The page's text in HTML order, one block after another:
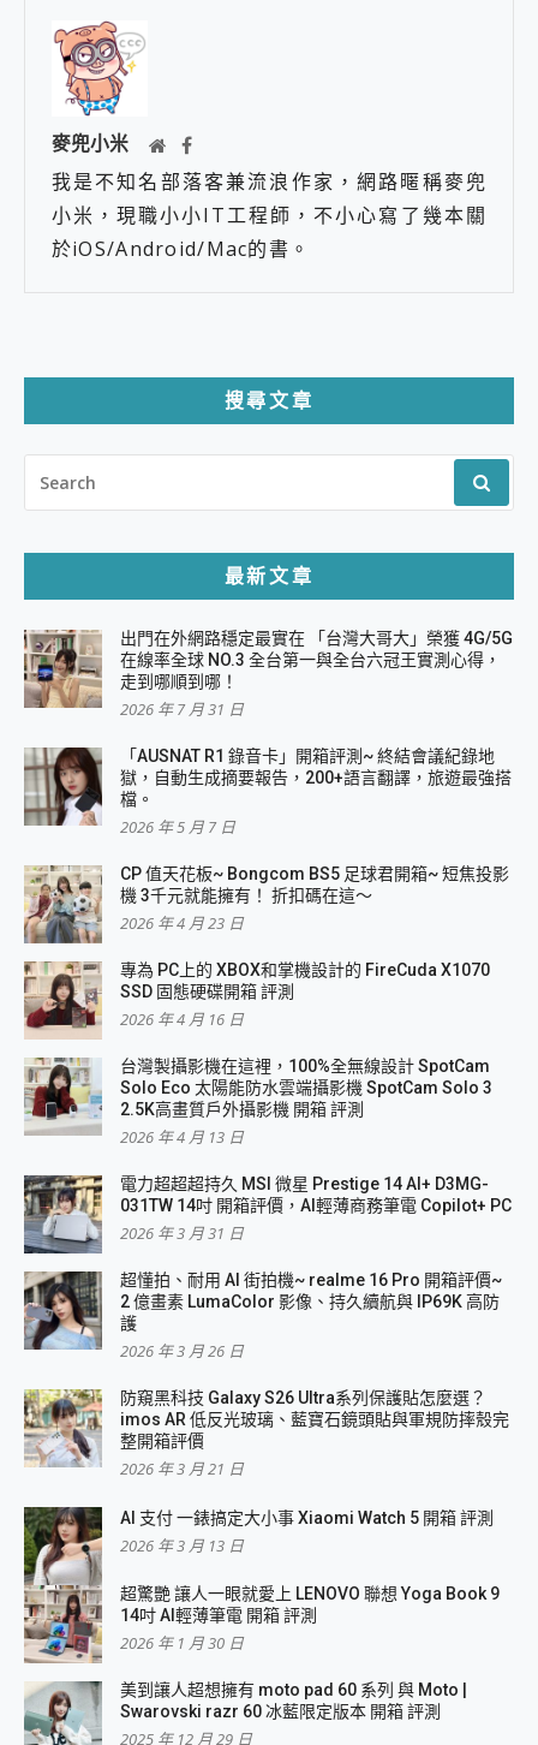
麥兜小米
我是不知名部落客兼流浪作家，網路暱稱麥兜
小米，現職小小IT工程師，不小心寫了幾本關
於iOS/Android/Mac的書。
搜尋文章
FOR:
最新文章
出門在外網路穩定最實在 「台灣大哥大」榮獲 4G/5G
在線率全球 NO.3 全台第一與全台六冠王實測心得，
走到哪順到哪！
2026 年 7 月 31 日
「AUSNAT R1 錄音卡」開箱評測~ 終結會議紀錄地
獄，自動生成摘要報告，200+語言翻譯，旅遊最強搭
檔。
2026 年 5 月 7 日
CP 值天花板~ Bongcom BS5 足球君開箱~ 短焦投影
機 3千元就能擁有！ 折扣碼在這～
2026 年 4 月 23 日
專為 PC上的 XBOX和掌機設計的 FireCuda X1070
SSD 固態硬碟開箱 評測
2026 年 4 月 16 日
台灣製攝影機在這裡，100%全無線設計 SpotCam
Solo Eco 太陽能防水雲端攝影機 SpotCam Solo 3
2.5K高畫質戶外攝影機 開箱 評測
2026 年 4 月 13 日
電力超超超持久 MSI 微星 Prestige 14 AI+ D3MG-
031TW 14吋 開箱評價，AI輕薄商務筆電 Copilot+ PC
2026 年 3 月 31 日
超懂拍、耐用 AI 街拍機~ realme 16 Pro 開箱評價~
2 億畫素 LumaColor 影像、持久續航與 IP69K 高防
護
2026 年 3 月 26 日
防窺黑科技 Galaxy S26 Ultra系列保護貼怎麼選？
imos AR 低反光玻璃、藍寶石鏡頭貼與軍規防摔殼完
整開箱評價
2026 年 3 月 21 日
AI 支付 一錶搞定大小事 Xiaomi Watch 5 開箱 評測
2026 年 3 月 13 日
超驚艷 讓人一眼就愛上 LENOVO 聯想 Yoga Book 9
14吋 AI輕薄筆電 開箱 評測
2026 年 1 月 30 日
美到讓人超想擁有 moto pad 60 系列 與 Moto |
Swarovski razr 60 冰藍限定版本 開箱 評測
2025 年 12 月 29 日